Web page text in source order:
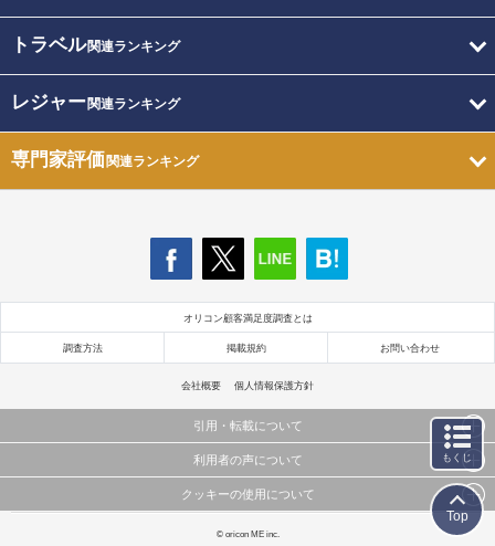
トラベル関連ランキング
レジャー関連ランキング
専門家評価関連ランキング
オリコン顧客満足度調査とは
調査方法 掲載規約 お問い合わせ
会社概要 個人情報保護方針
引用・転載について
当サイトで公開されている情報（文字、写真、イラスト、画像データ等）及びこれらの配置・
これらの情報を権利者の許可なく無断転載・複製などの二次利用を行うことは固く禁じており
利用者の声について
当サイトに掲載している内容はすべてサービスの利用者が提出された見解・感想です。
弊社の見解・ 意見ではないことをご理解いただいた上でご覧ください。
クッキーの使用について
このサイトでは Cookie を使用して、ユーザーに合わせたコンテンツや広告の表示、ソーシャル
© oricon ME inc.
もくじ
Top